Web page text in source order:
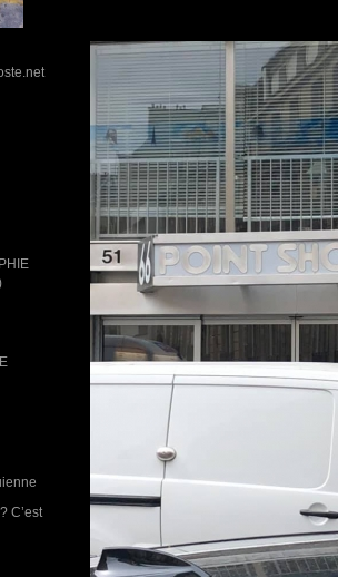
C’est